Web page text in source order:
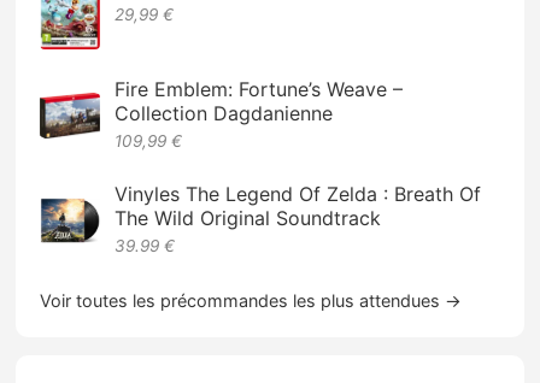
29,99 €
Fire Emblem: Fortune’s Weave –
Collection Dagdanienne
109,99 €
Vinyles The Legend Of Zelda : Breath Of
The Wild Original Soundtrack
39.99 €
Voir toutes les précommandes les plus attendues →